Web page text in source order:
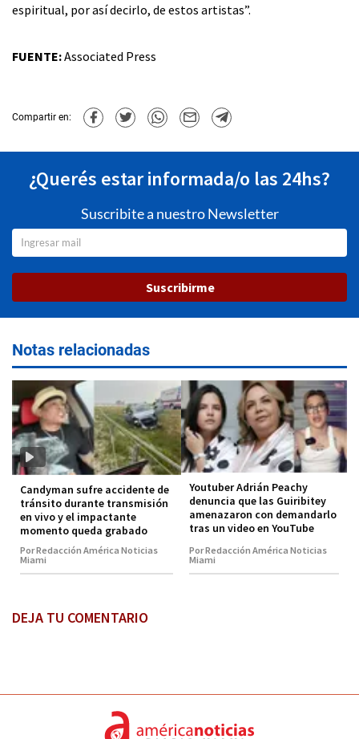
espiritual, por así decirlo, de estos artistas”.
FUENTE:Associated Press
Compartir en:
¿Querés estar informada/o las 24hs?
Suscribite a nuestro Newsletter
Suscribirme
Notas relacionadas
Candyman sufre accidente de
tránsito durante transmisión
en vivo y el impactante
momento queda grabado
Por Redacción América Noticias
Miami
Youtuber Adrián Peachy
denuncia que las Guiribitey
amenazaron con demandarlo
tras un video en YouTube
Por Redacción América Noticias
Miami
DEJA TU COMENTARIO